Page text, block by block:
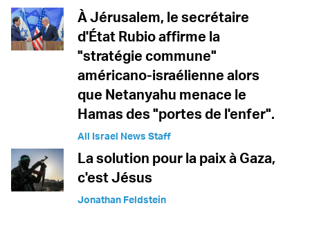
À Jérusalem, le secrétaire
d'État Rubio affirme la
"stratégie commune"
américano-israélienne alors
que Netanyahu menace le
Hamas des "portes de l'enfer".
All Israel News Staff
La solution pour la paix à Gaza,
c'est Jésus
Jonathan Feldstein